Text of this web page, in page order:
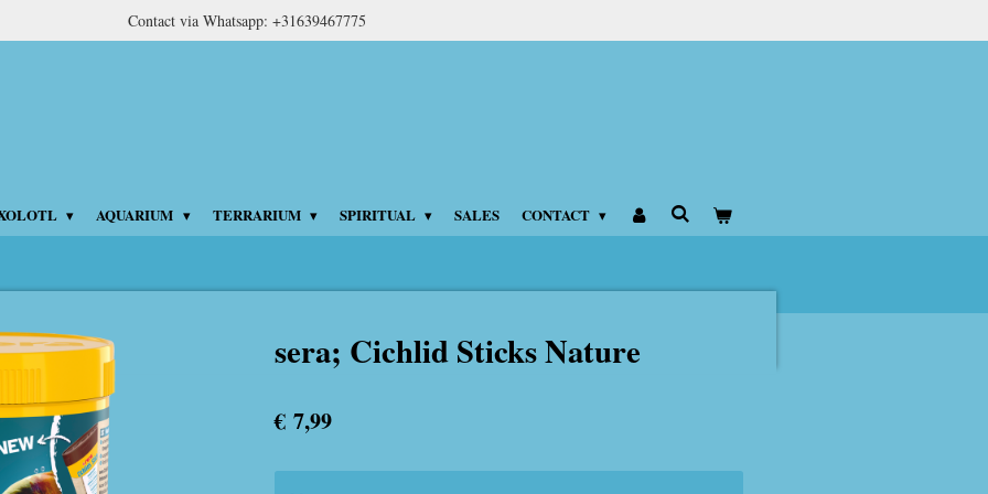
Contact via Whatsapp: +31639467775
AQUARIUM TERRARIUM SPIRITUAL SALES CONTACT
sera; Cichlid Sticks Nature
€ 7,99